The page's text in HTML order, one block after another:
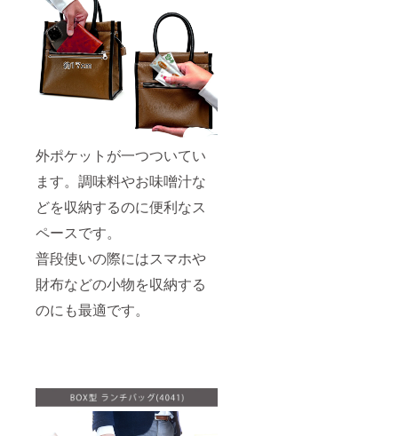
外ポケットが一つついてい
ます。調味料やお味噌汁な
どを収納するのに便利なス
ペースです。
普段使いの際にはスマホや
財布などの小物を収納する
のにも最適です。